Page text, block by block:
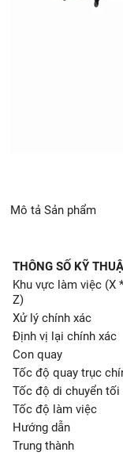
Mô tả Sản phẩm
THÔNG SỐ KỸ
Khu vực làm việc (X
Z)
Xử lý chính xác
Định vị lại chính xác
Con quay
Tốc độ quay trục
Tốc độ di chuyển tối
Tốc độ làm việc
Hướng dẫn
Trung thành